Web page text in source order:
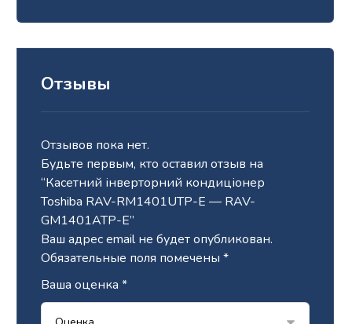
Отзывы
Отзывов пока нет.
Будьте первым, кто оставил отзыв на
“Касетний інверторний кондиціонер
Toshiba RAV-RM1401UTP-E — RAV-
GM1401ATP-E”
Ваш адрес email не будет опубликован.
Обязательные поля помечены*
Ваша оценка*